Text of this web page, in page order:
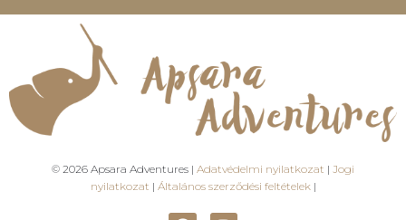
© 2026 Apsara Adventures | Adatvédelmi nyilatkozat | Jogi
nyilatkozat | Általános szerződési feltételek |